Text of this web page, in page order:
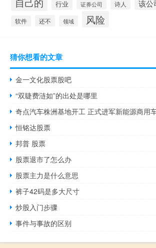
行业 证券公司 诗人 该公
软件 还不 领域 风险
猜你想看的文章
金一文化股票股吧
“双睫费涟如”的出处是哪里
奇点汽车株洲基地开工 正式进军新能源商用
恒铭达股票
邦普 股票
股票退市了怎么办
股票主力是什么意思
裤子42码是多大尺寸
炒股入门步骤
事件与事故的区别